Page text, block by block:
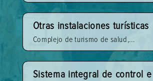
Otras instalaciones turísticas
Complejo de turismo de salud,...
Sistema integral de control e